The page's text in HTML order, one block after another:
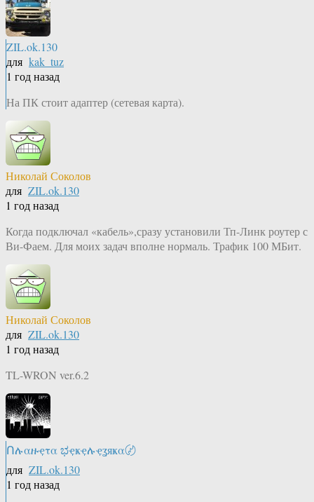
ZIL.ok.130
для kak_tuz
1 год назад
На ПК стоит адаптер (сетевая карта).
Николай Соколов
для ZIL.ok.130
1 год назад
Когда подключал «кабель»,сразу установили Тп-Линк роутер с
Ви-Фаем. Для моих задач вполне нормаль. Трафик 100 МБит.
Николай Соколов
для ZIL.ok.130
1 год назад
TL-WRON ver.6.2
Ոሉαዙҿτα ಭҿҝҿሉҿʓяҝα〄
для ZIL.ok.130
1 год назад